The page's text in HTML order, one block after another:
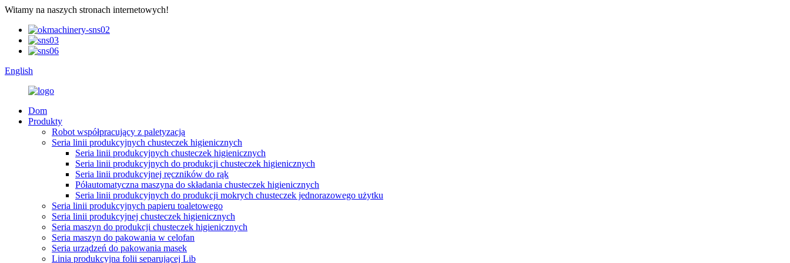
Witamy na naszych stronach internetowych!
English
Dom
Produkty
Robot współpracujący z paletyzacją
Seria linii produkcyjnych chusteczek higienicznych
Seria linii produkcyjnych chusteczek higienicznych
Seria linii produkcyjnych do produkcji chusteczek higienicznych
Seria linii produkcyjnej ręczników do rąk
Półautomatyczna maszyna do składania chusteczek higienicznych
Seria linii produkcyjnych do produkcji mokrych chusteczek jednorazowego użytku
Seria linii produkcyjnych papieru toaletowego
Seria linii produkcyjnej chusteczek higienicznych
Seria maszyn do produkcji chusteczek higienicznych
Seria maszyn do pakowania w celofan
Seria urządzeń do pakowania masek
Linia produkcyjna folii separującej Lib